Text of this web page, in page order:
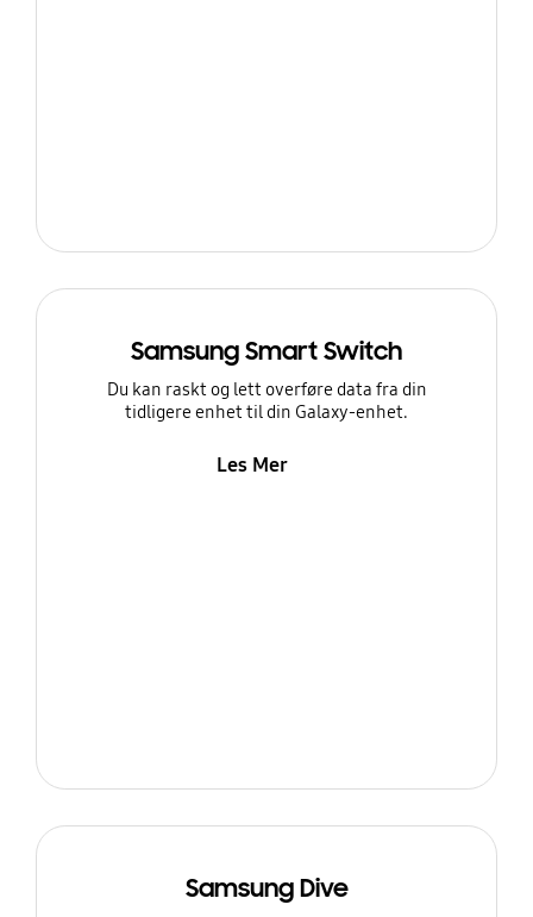
Samsung Smart Switch
Du kan raskt og lett overføre data fra din
tidligere enhet til din Galaxy-enhet.
Les Mer
Samsung Dive